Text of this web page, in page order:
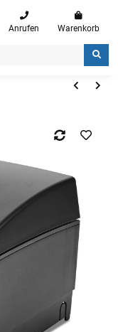
Anrufen Warenkorb